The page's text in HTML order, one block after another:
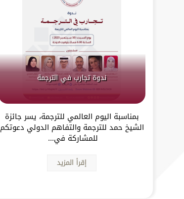
ندوة تجارب في الترجمة
بمناسبة اليوم العالمي للترجمة، يسر جائزة
الشيخ حمد للترجمة والتفاهم الدولي دعوتكم
للمشاركة في...
إقرأ المزيد